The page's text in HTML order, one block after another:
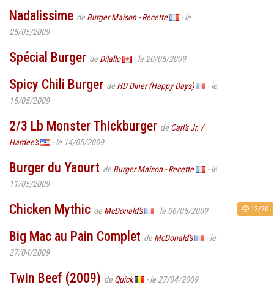
Nadalissime de Burger Maison - Recette
- le
25/05/2009
Spécial Burger de Dilallo - le 20/05/2009
Spicy Chili Burger de HD Diner (Happy Days)
- le
15/05/2009
2/3 Lb Monster Thickburger de Carl's Jr. /
Hardee's
- le 14/05/2009
Burger du Yaourt de Burger Maison - Recette
- le
11/05/2009
Chicken Mythic de McDonald's - le 06/05/2009 12/20
Big Mac au Pain Complet de McDonald's
- le
27/04/2009
Twin Beef (2009) de Quick - le 27/04/2009